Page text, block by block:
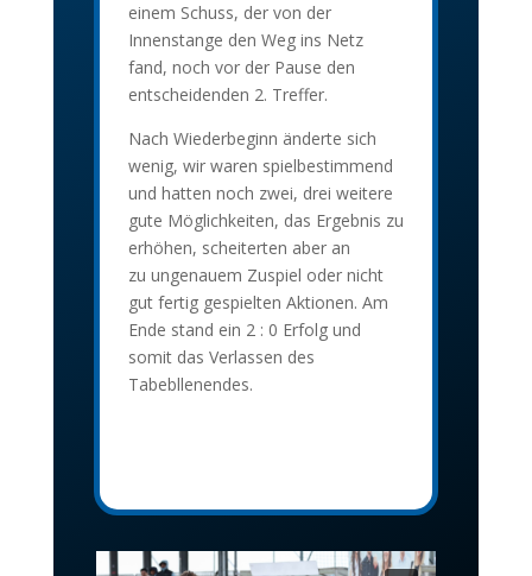
einem Schuss, der von der
Innenstange den Weg ins Netz
fand, noch vor der Pause den
entscheidenden 2. Treffer.
Nach Wiederbeginn änderte sich
wenig, wir waren spielbestimmend
und hatten noch zwei, drei weitere
gute Möglichkeiten, das Ergebnis zu
erhöhen, scheiterten aber an
zu ungenauem Zuspiel oder nicht
gut fertig gespielten Aktionen. Am
Ende stand ein 2 : 0 Erfolg und
somit das Verlassen des
Tabebllenendes.